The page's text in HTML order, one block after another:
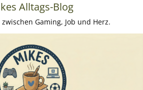
Alltags-Blog
Gaming, Job und Herz.